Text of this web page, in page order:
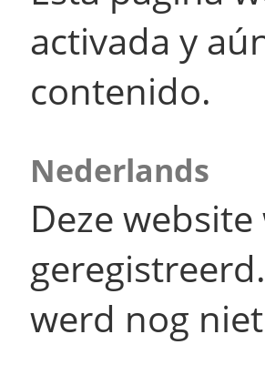
activada y
contenido.
Nederlands
Deze
werd nog